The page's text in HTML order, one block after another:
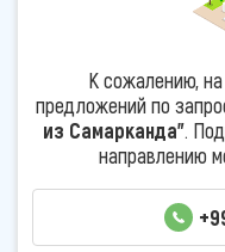
К сожалению,
предложений по
из Самарканда".
направлению